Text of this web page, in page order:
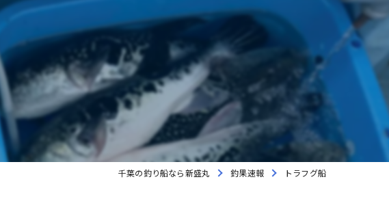
レンタル
貸切
海釣り
初心者
千葉の釣り船なら新盛丸 釣果速報 トラフグ船